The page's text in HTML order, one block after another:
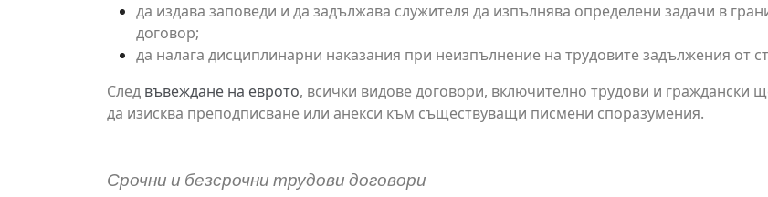
да издава заповеди и да задължава служителя да изпълнява определени задачи в
договор;
да налага дисциплинарни наказания при неизпълнение на трудовите задължения от
След въвеждане на еврото, всички видове договори, включително трудови и граждански
да изисква преподписване или анекси към съществуващи писмени споразумения.
Срочни и безсрочни трудови договори